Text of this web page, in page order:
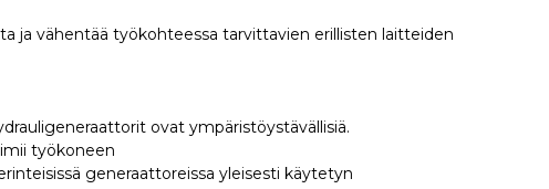
ja vähentää työkohteessa tarvittavien erillisten laitteiden
ovat ympäristöystävällisiä.
työkoneen
generaattoreissa yleisesti käytetyn